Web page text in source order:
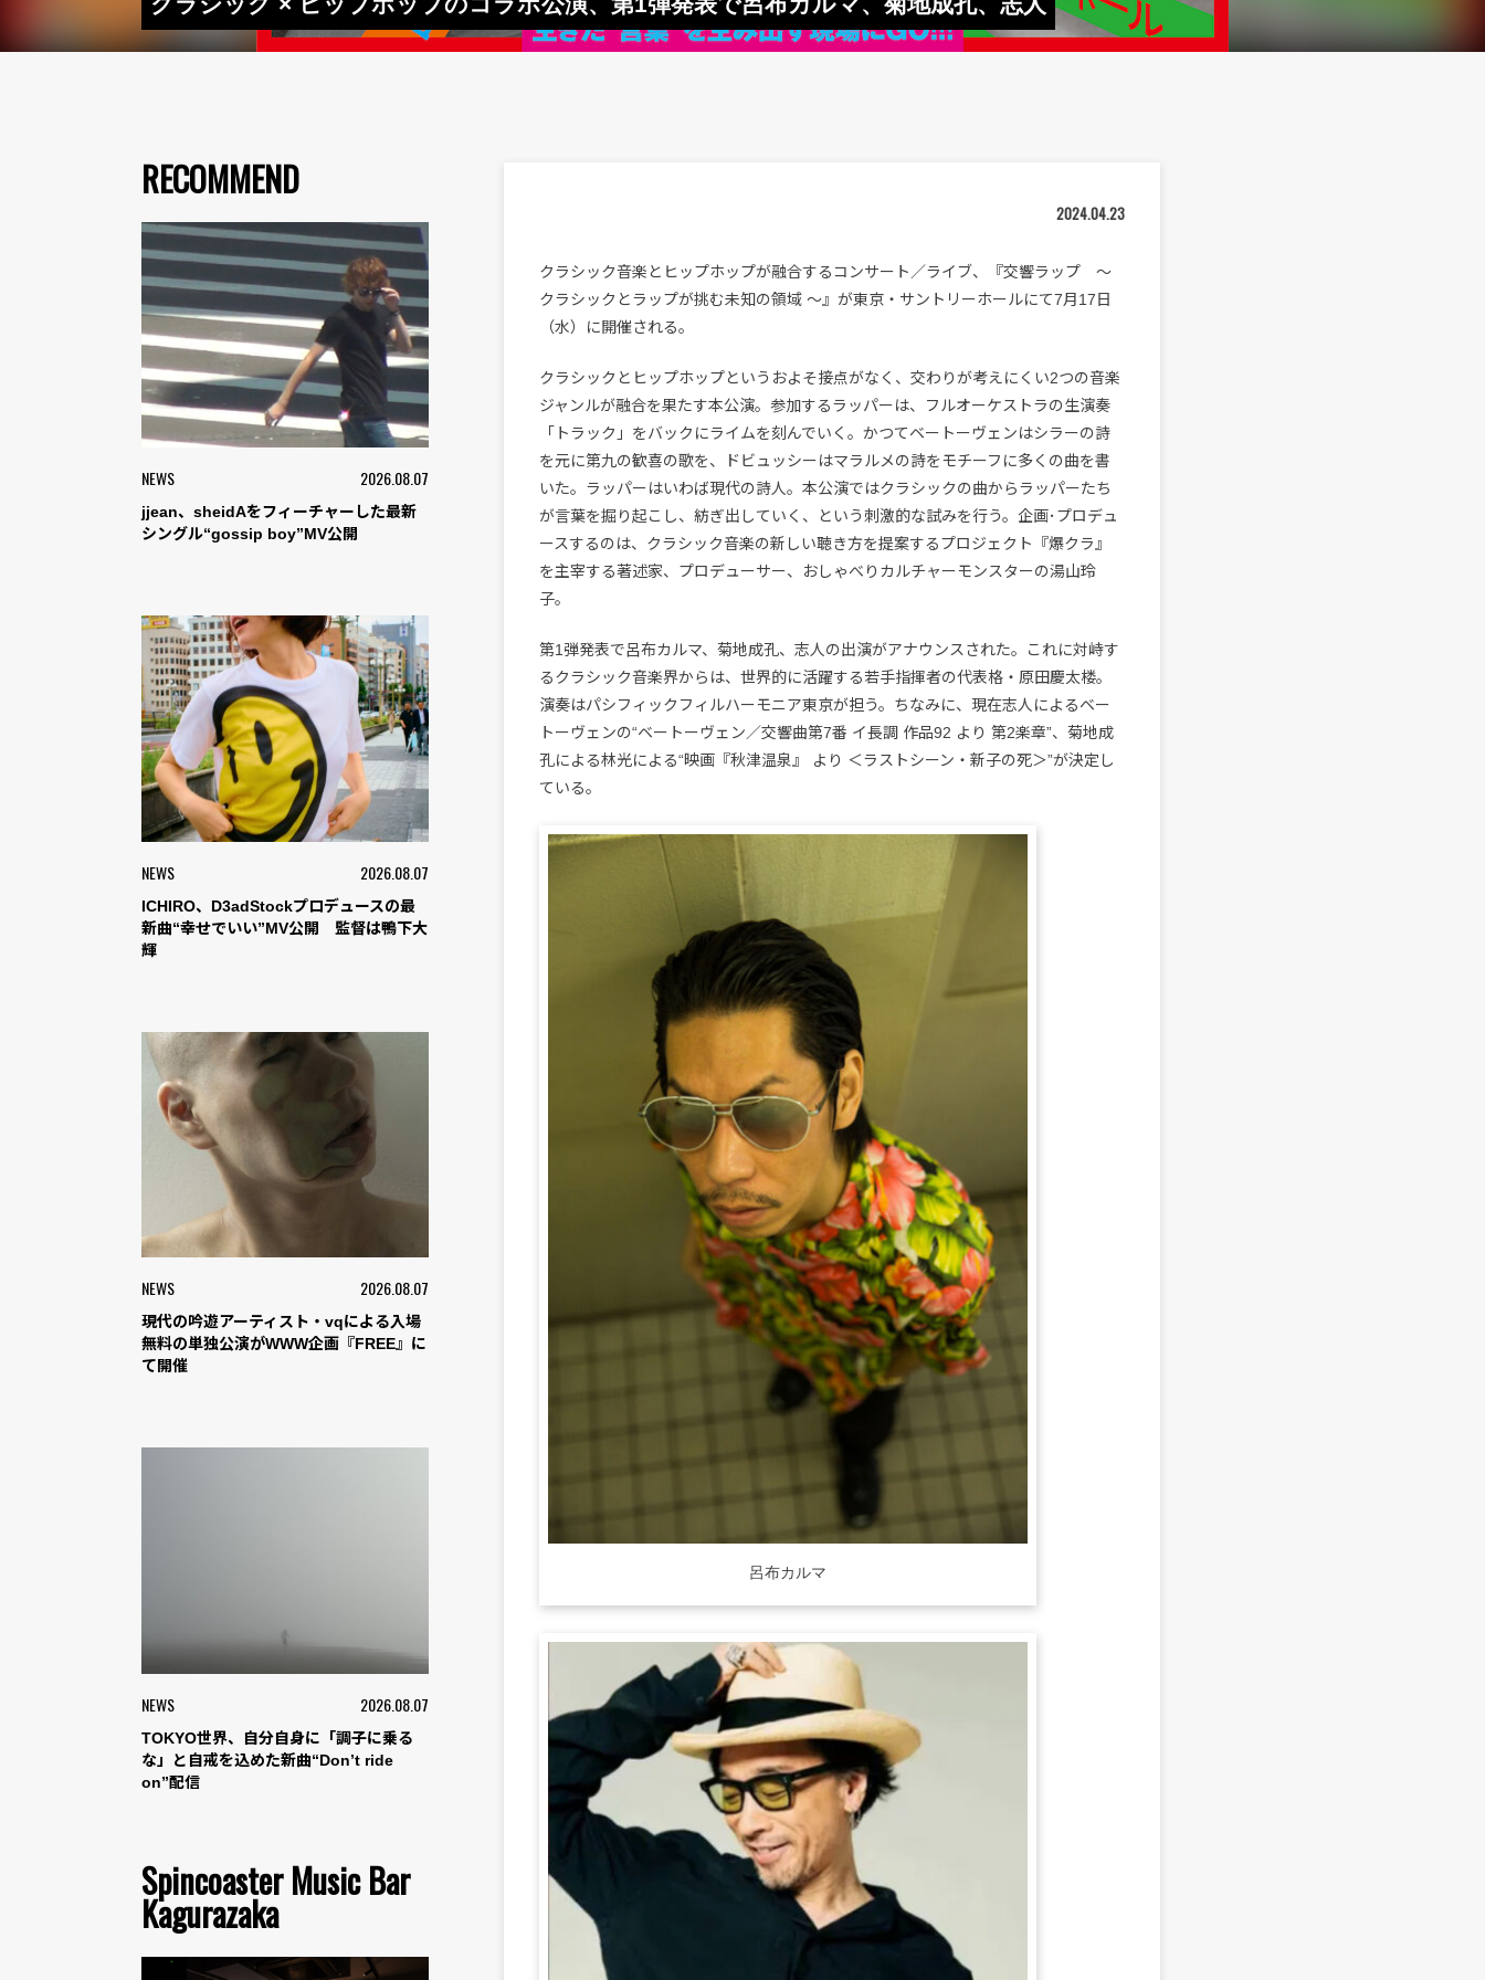
RECOMMEND
NEWS 2026.08.07
jjean、sheidAをフィーチャーした最新
シングル“gossip boy”MV公開
NEWS 2026.08.07
ICHIRO、D3adStockプロデュースの最
新曲“幸せでいい”MV公開 監督は鴨下大
輝
NEWS 2026.08.07
現代の吟遊アーティスト・vqによる入場
無料の単独公演がWWW企画『FREE』に
て開催
NEWS 2026.08.07
TOKYO世界、自分自身に「調子に乗る
な」と自戒を込めた新曲“Don’t ride
on”配信
Spincoaster Music Bar
Kagurazaka
2024.04.23
クラシック音楽とヒップホップが融合するコンサート／ライブ、『交響ラップ ～
クラシックとラップが挑む未知の領域 〜』が東京・サントリーホールにて7月17日
（水）に開催される。
クラシックとヒップホップというおよそ接点がなく、交わりが考えにくい2つの音楽
ジャンルが融合を果たす本公演。参加するラッパーは、フルオーケストラの生演奏
「トラック」をバックにライムを刻んでいく。かつてベートーヴェンはシラーの詩
を元に第九の歓喜の歌を、ドビュッシーはマラルメの詩をモチーフに多くの曲を書
いた。ラッパーはいわば現代の詩人。本公演ではクラシックの曲からラッパーたち
が言葉を掘り起こし、紡ぎ出していく、という刺激的な試みを行う。企画･プロデュ
ースするのは、クラシック音楽の新しい聴き方を提案するプロジェクト『爆クラ』
を主宰する著述家、プロデューサー、おしゃべりカルチャーモンスターの湯山玲
子。
第1弾発表で呂布カルマ、菊地成孔、志人の出演がアナウンスされた。これに対峙す
るクラシック音楽界からは、世界的に活躍する若手指揮者の代表格・原田慶太楼。
演奏はパシフィックフィルハーモニア東京が担う。ちなみに、現在志人によるベー
トーヴェンの“ベートーヴェン／交響曲第7番 イ長調 作品92 より 第2楽章”、菊地成
孔による林光による“映画『秋津温泉』 より ＜ラストシーン・新子の死＞”が決定し
ている。
呂布カルマ